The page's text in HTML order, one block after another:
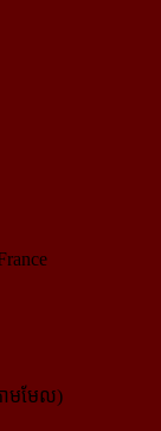
ាមមែល)